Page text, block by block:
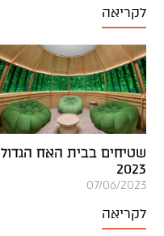
לקריאה
שטיחים בבית האח הגדול
2023
07/06/2023
לקריאה